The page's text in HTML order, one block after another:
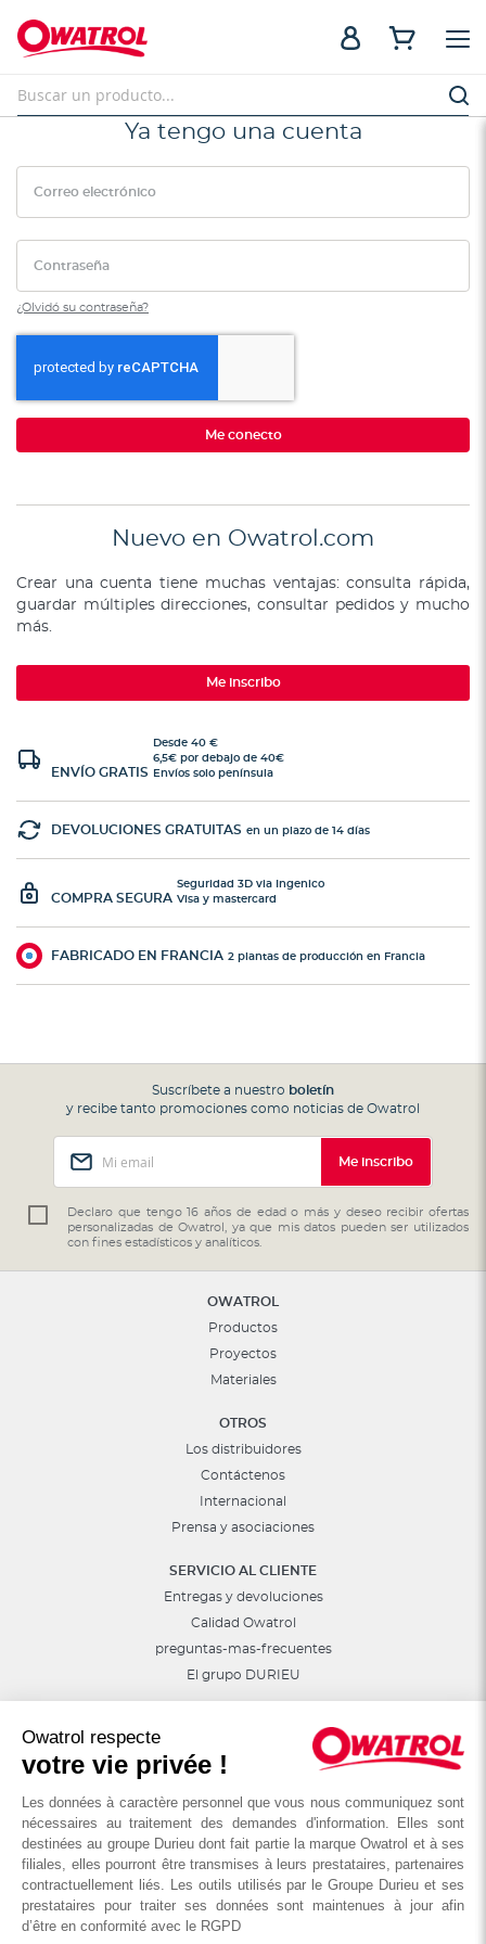
Owatrol respecte
votre vie privée !
Les données à caractère personnel que vous nous communiquez sont
nécessaires au traitement des demandes d'information. Elles sont
destinées au groupe Durieu dont fait partie la marque Owatrol et à ses
filiales, elles pourront être transmises à leurs prestataires, partenaires
contractuellement liés. Les outils utilisés par le Groupe Durieu et ses
prestataires pour traiter ses données sont maintenues à jour afin
d’être en conformité avec le RGPD
Ya tengo una cuenta
Correo electrónico
Contraseña
¿Olvidó su contraseña?
Me conecto
Nuevo en Owatrol.com
Crear una cuenta tiene muchas ventajas: consulta rápida,
guardar múltiples direcciones, consultar pedidos y mucho
más.
Me inscribo
ENVÍO GRATIS
Desde 40 €
6,5€ por debajo de 40€
Envíos solo península
DEVOLUCIONES GRATUITAS en un plazo de 14 días
COMPRA SEGURA
Seguridad 3D via Ingenico
Visa y mastercard
FABRICADO EN FRANCIA 2 plantas de producción en Francia
Suscríbete a nuestro boletín
y recibe tanto promociones como noticias de Owatrol
nuestro
boletín
de
Me inscribo
Declaro que tengo 16 años de edad o más y deseo recibir ofertas
personalizadas de Owatrol, ya que mis datos pueden ser utilizados
con fines estadísticos y analíticos.
OWATROL
Productos
Proyectos
Materiales
OTROS
Los distribuidores
Contáctenos
Internacional
Prensa y asociaciones
SERVICIO AL CLIENTE
Entregas y devoluciones
Calidad Owatrol
preguntas-mas-frecuentes
El grupo DURIEU
Síguenos en las redes sociales
Consejos, sorteos, promociones...